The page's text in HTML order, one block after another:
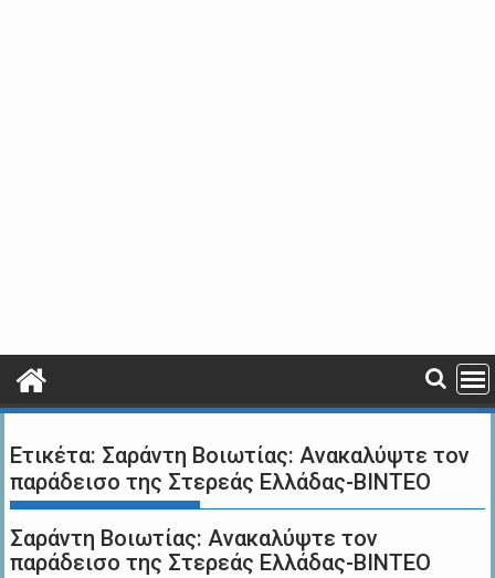
Ετικέτα: Σαράντη Βοιωτίας: Ανακαλύψτε τον
παράδεισο της Στερεάς Ελλάδας-ΒΙΝΤΕΟ
Σαράντη Βοιωτίας: Ανακαλύψτε τον
παράδεισο της Στερεάς Ελλάδας-ΒΙΝΤΕΟ